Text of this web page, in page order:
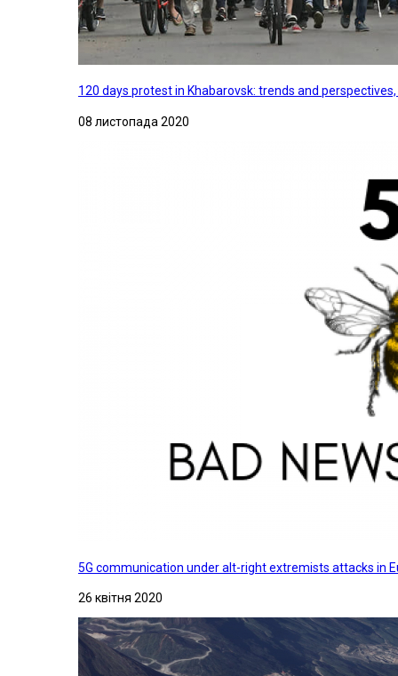
120 days protest in Khabarovsk: trends and
08 листопада 2020
5G communication under alt-right extremists attacks in
26 квітня 2020